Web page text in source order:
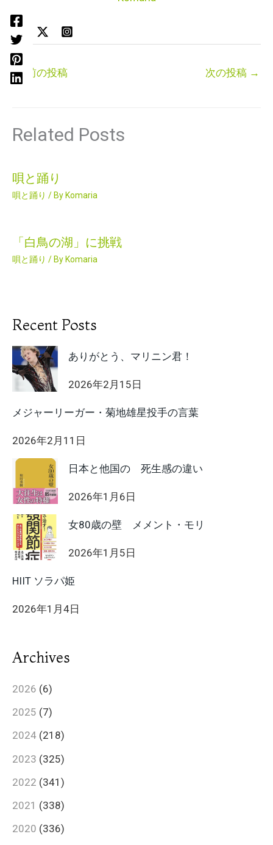
← 前の投稿 次の投稿 →
Related Posts
唄と踊り
唄と踊り / By Komaria
「白鳥の湖」に挑戦
唄と踊り / By Komaria
Recent Posts
ありがとう、マリニン君！
2026年2月15日
メジャーリーガー・菊地雄星投手の言葉
2026年2月11日
日本と他国の 死生感の違い
2026年1月6日
女80歳の壁 メメント・モリ
2026年1月5日
HIIT ソラパ姫
2026年1月4日
Archives
2026 (6)
2025 (7)
2024 (218)
2023 (325)
2022 (341)
2021 (338)
2020 (336)